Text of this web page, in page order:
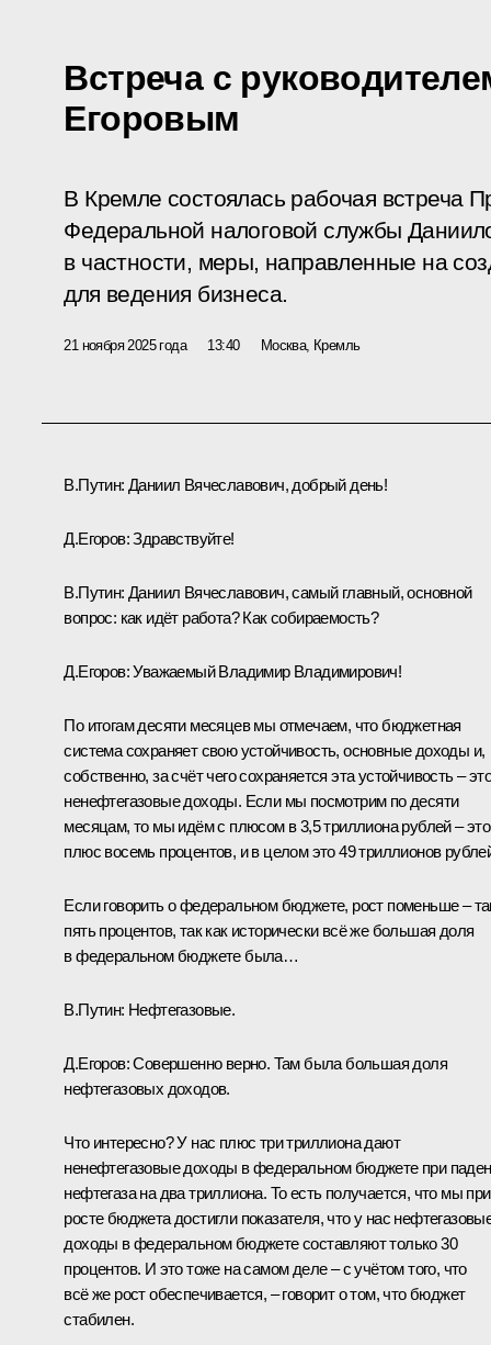
Встреча с
Егоровым
В Кремле состоялась рабочая встреча
Федеральной налоговой службы
в частности, меры, направленные на
для ведения бизнеса.
21 ноября 2025 года 13:40 Москва, Кремль
В.Путин: Даниил Вячеславович, добрый день!
Д.Егоров:Здравствуйте!
В.Путин: Даниил Вячеславович, самый главный, основной
вопрос: как идёт работа? Как собираемость?
Д.Егоров:Уважаемый Владимир Владимирович!
По итогам десяти месяцев мы отмечаем, что бюджетная
система сохраняет свою устойчивость, основные доходы и,
собственно, за счёт чего сохраняется эта устойчивость – это
ненефтегазовые доходы. Если мы посмотрим по десяти
месяцам, то мы идём с плюсом в 3,5 триллиона рублей – это
плюс восемь процентов, и в целом это 49 триллионов
Если говорить о федеральном бюджете, рост поменьше –
пять процентов, так как исторически всё же большая доля
в федеральном бюджете была…
В.Путин: Нефтегазовые.
Д.Егоров:Совершенно верно. Там была большая доля
нефтегазовых доходов.
Что интересно? У нас плюс три триллиона дают
ненефтегазовые доходы в федеральном бюджете при
нефтегаза на два триллиона. То есть получается, что мы при
росте бюджета достигли показателя, что у нас
доходы в федеральном бюджете составляют только 30
процентов. И это тоже на самом деле – с учётом того, что
всё же рост обеспечивается, – говорит о том, что бюджет
стабилен.